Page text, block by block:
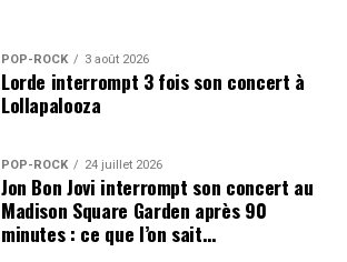
POP-ROCK 3 août 2026
Lorde interrompt 3 fois son concert à
Lollapalooza
POP-ROCK 24 juillet 2026
Jon Bon Jovi interrompt son concert au
Madison Square Garden après 90
minutes : ce que l’on sait…